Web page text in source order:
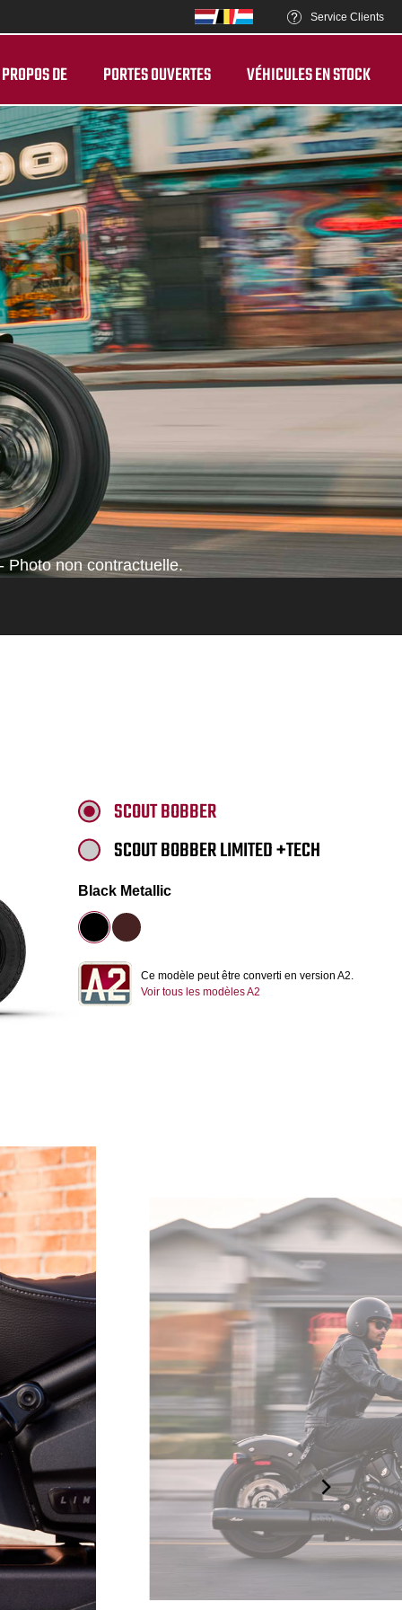
Service Clients
DE PORTES OUVERTES VÉHICULES EN STOCK
Photo non contractuelle.
SCOUT BOBBER
SCOUT BOBBER LIMITED +TECH
Black Metallic
Ce modèle peut être converti en version A2.
Voir tous les modèles A2